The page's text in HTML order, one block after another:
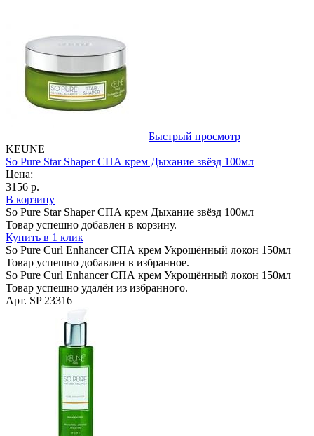
Быстрый просмотр
KEUNE
So Pure Star Shaper СПА крем Дыхание звёзд 100мл
Цена:
3156 р.
В корзину
So Pure Star Shaper СПА крем Дыхание звёзд 100мл
Товар успешно добавлен в корзину.
Купить в 1 клик
So Pure Curl Enhancer СПА крем Укрощённый локон 150мл
Товар успешно добавлен в избранное.
So Pure Curl Enhancer СПА крем Укрощённый локон 150мл
Товар успешно удалён из избранного.
Арт. SP 23316